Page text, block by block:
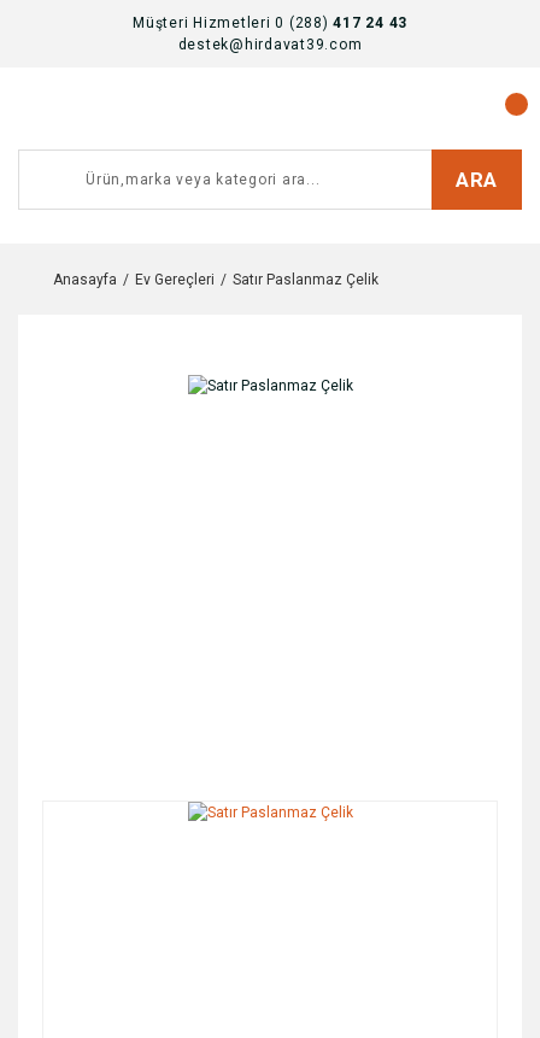
Müşteri Hizmetleri 0 (288)417 24 43
destek@hirdavat39.com
ARA
Anasayfa Ev Gereçleri Satır Paslanmaz Çelik